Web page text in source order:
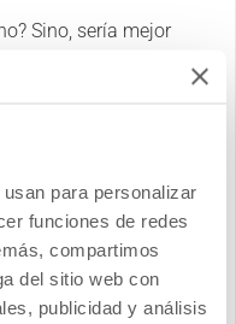
para personalizar
funciones de redes
compartimos
del sitio web con
publicidad y análisis
Sino, sería mejor
datos obtenidos
así detectar
incluso que estos